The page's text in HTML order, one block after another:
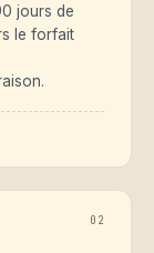
jours de
le forfait
02